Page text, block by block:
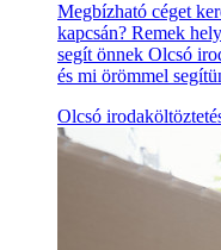
Megbízható céget
kapcsán? Remek
segít önnek Olcsó
és mi örömmel
Olcsó